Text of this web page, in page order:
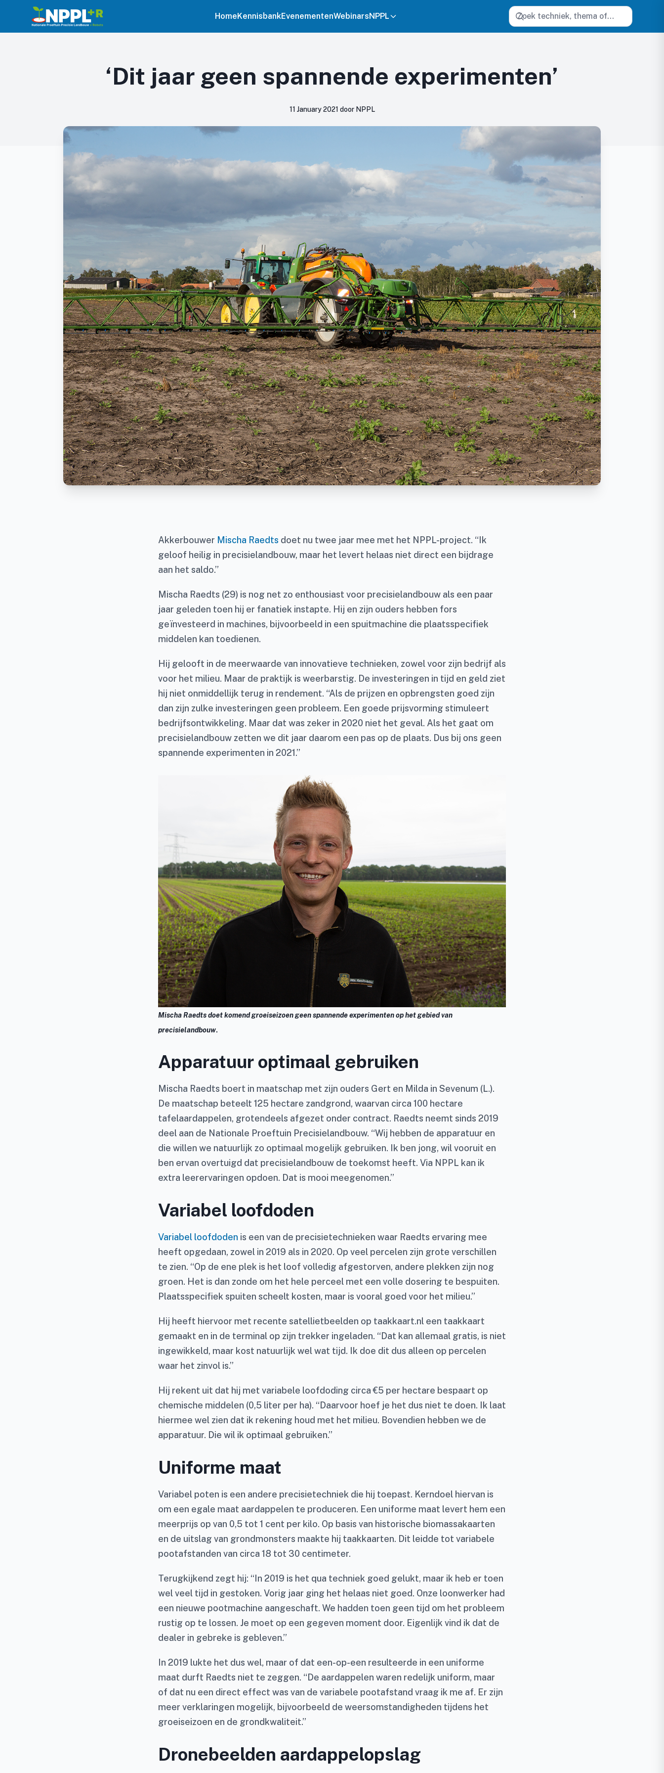
HomeKennisbankEvenementenWebinarsNPPL Zoeken
‘Dit jaar geen spannende experimenten’
11 January 2021 door NPPL
Akkerbouwer Mischa Raedts doet nu twee jaar mee met het NPPL-project. “Ik
geloof heilig in precisielandbouw, maar het levert helaas niet direct een bijdrage
aan het saldo.”
Mischa Raedts (29) is nog net zo enthousiast voor precisielandbouw als een paar
jaar geleden toen hij er fanatiek instapte. Hij en zijn ouders hebben fors
geïnvesteerd in machines, bijvoorbeeld in een spuitmachine die plaatsspecifiek
middelen kan toedienen.
Hij gelooft in de meerwaarde van innovatieve technieken, zowel voor zijn bedrijf als
voor het milieu. Maar de praktijk is weerbarstig. De investeringen in tijd en geld ziet
hij niet onmiddellijk terug in rendement. “Als de prijzen en opbrengsten goed zijn
dan zijn zulke investeringen geen probleem. Een goede prijsvorming stimuleert
bedrijfsontwikkeling. Maar dat was zeker in 2020 niet het geval. Als het gaat om
precisielandbouw zetten we dit jaar daarom een pas op de plaats. Dus bij ons geen
spannende experimenten in 2021.”
Mischa Raedts doet komend groeiseizoen geen spannende experimenten op het gebied van
precisielandbouw.
Apparatuur optimaal gebruiken
Mischa Raedts boert in maatschap met zijn ouders Gert en Milda in Sevenum (L.).
De maatschap beteelt 125 hectare zandgrond, waarvan circa 100 hectare
tafelaardappelen, grotendeels afgezet onder contract. Raedts neemt sinds 2019
deel aan de Nationale Proeftuin Precisielandbouw. “Wij hebben de apparatuur en
die willen we natuurlijk zo optimaal mogelijk gebruiken. Ik ben jong, wil vooruit en
ben ervan overtuigd dat precisielandbouw de toekomst heeft. Via NPPL kan ik
extra leerervaringen opdoen. Dat is mooi meegenomen.”
Variabel loofdoden
Variabel loofdoden is een van de precisietechnieken waar Raedts ervaring mee
heeft opgedaan, zowel in 2019 als in 2020. Op veel percelen zijn grote verschillen
te zien. “Op de ene plek is het loof volledig afgestorven, andere plekken zijn nog
groen. Het is dan zonde om het hele perceel met een volle dosering te bespuiten.
Plaatsspecifiek spuiten scheelt kosten, maar is vooral goed voor het milieu.”
Hij heeft hiervoor met recente satellietbeelden op taakkaart.nl een taakkaart
gemaakt en in de terminal op zijn trekker ingeladen. “Dat kan allemaal gratis, is niet
ingewikkeld, maar kost natuurlijk wel wat tijd. Ik doe dit dus alleen op percelen
waar het zinvol is.”
Hij rekent uit dat hij met variabele loofdoding circa €5 per hectare bespaart op
chemische middelen (0,5 liter per ha). “Daarvoor hoef je het dus niet te doen. Ik laat
hiermee wel zien dat ik rekening houd met het milieu. Bovendien hebben we de
apparatuur. Die wil ik optimaal gebruiken.”
Uniforme maat
Variabel poten is een andere precisietechniek die hij toepast. Kerndoel hiervan is
om een egale maat aardappelen te produceren. Een uniforme maat levert hem een
meerprijs op van 0,5 tot 1 cent per kilo. Op basis van historische biomassakaarten
en de uitslag van grondmonsters maakte hij taakkaarten. Dit leidde tot variabele
pootafstanden van circa 18 tot 30 centimeter.
Terugkijkend zegt hij: “In 2019 is het qua techniek goed gelukt, maar ik heb er toen
wel veel tijd in gestoken. Vorig jaar ging het helaas niet goed. Onze loonwerker had
een nieuwe pootmachine aangeschaft. We hadden toen geen tijd om het probleem
rustig op te lossen. Je moet op een gegeven moment door. Eigenlijk vind ik dat de
dealer in gebreke is gebleven.”
In 2019 lukte het dus wel, maar of dat een-op-een resulteerde in een uniforme
maat durft Raedts niet te zeggen. “De aardappelen waren redelijk uniform, maar
of dat nu een direct effect was van de variabele pootafstand vraag ik me af. Er zijn
meer verklaringen mogelijk, bijvoorbeeld de weersomstandigheden tijdens het
groeiseizoen en de grondkwaliteit.”
Dronebeelden aardappelopslag